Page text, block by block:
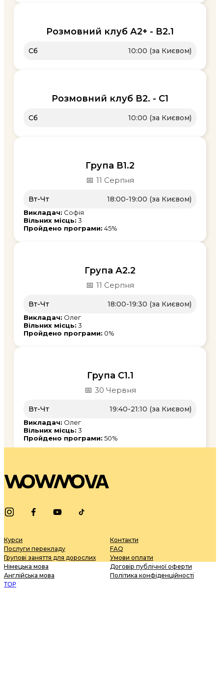
Розмовний клуб А2+ - В2.1
Сб 10:00 (за Києвом)
Розмовний клуб В2. - С1
Сб 10:00 (за Києвом)
Група В1.2
📅 11 Серпня
Вт-Чт 18:00-19:00 (за Києвом)
Викладач: Софія
Вільних місць: 3
Пройдено програми: 45%
Група А2.2
📅 11 Серпня
Вт-Чт 18:00-19:30 (за Києвом)
Викладач: Олег
Вільних місць: 3
Пройдено програми: 0%
Група С1.1
📅 30 Червня
Вт-Чт 19:40-21:10 (за Києвом)
Викладач: Олег
Вільних місць: 3
Пройдено програми: 50%
Курси
Послуги перекладу
Групові заняття для дорослих
Німецька мова
Англійська мова
Контакти
FAQ
Умови оплати
Договір публічної оферти
Політика конфіденційності
TOP